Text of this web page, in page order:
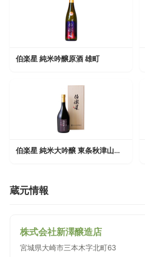
伯楽星 純米吟醸原酒 雄町
伯楽星 純米大吟醸 東条秋津山田錦
蔵元情報
株式会社新澤醸造店
宮城県大崎市三本木字北町63